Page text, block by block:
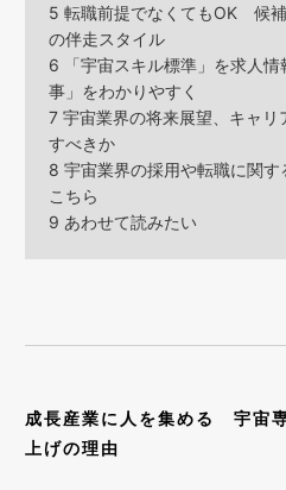
5 転職前提でなくてもOK 候
の伴走スタイル
6 「宇宙スキル標準」を求人
事」をわかりやすく
7 宇宙業界の将来展望、キャ
すべきか
8 宇宙業界の採用や転職に関
こちら
9 あわせて読みたい
成長産業に人を集める 宇宙
上げの理由